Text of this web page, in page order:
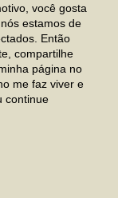
você gosta
estamos de
Então
compartilhe
página no
me faz viver e
continue